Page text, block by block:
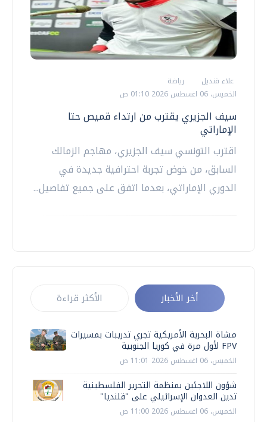
علاء قنديل
رياضة
الخميس، 06 اغسطس 2026 01:10 ص
سيف الجزيري يقترب من ارتداء قميص حتا
الإماراتي
اقترب التونسي سيف الجزيري، مهاجم الزمالك
السابق، من خوض تجربة احترافية جديدة في
الدوري الإماراتي، بعدما اتفق على جميع تفاصيل...
أخر الأخبار الأكثر قراءة
مشاة البحرية الأمريكية تجري تدريبات بمسيرات
FPV لأول مرة في كوريا الجنوبية
الخميس، 06 اغسطس 2026 11:01 ص
شؤون اللاجئين بمنظمة التحرير الفلسطينية
تدين العدوان الإسرائيلي على "قلنديا"
الخميس، 06 اغسطس 2026 11:00 ص